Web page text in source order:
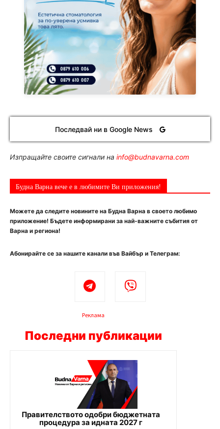
Последвай ни в Google News
Изпращайте своите сигнали на info@budnavarna.com
Будна Варна вече е в любимите Ви приложения!
Можете да следите новините на Будна Варна в своето любимо
приложение! Бъдете информирани за най-важните събития от
Варна и региона!
Абонирайте се за нашите канали във Вайбър и Телеграм:
Реклама
Последни публикации
Правителството одобри бюджетната
процедура за идната 2027 г